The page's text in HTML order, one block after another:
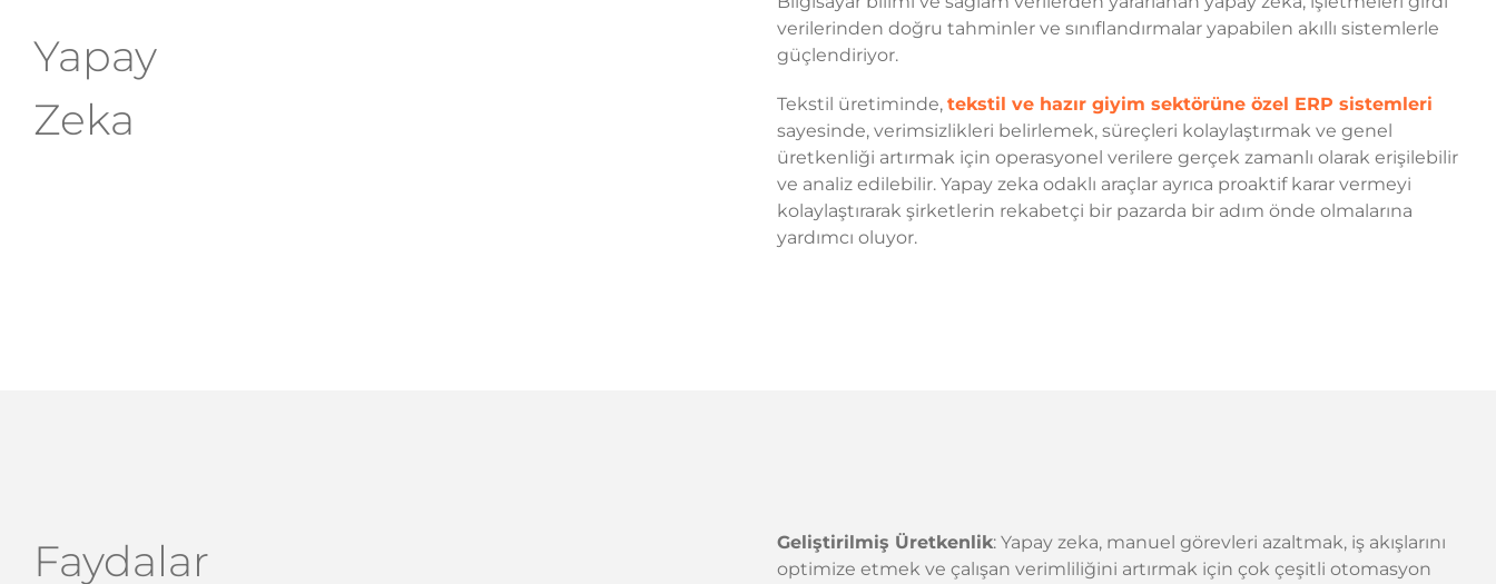
Yapay
Zeka
verilerinden doğru tahminler ve sınıflandırmalar yapabilen akıllı sistemlerle
güçlendiriyor.
Tekstil üretiminde, tekstil ve hazır giyim sektörüne özel ERP sistemleri
sayesinde, verimsizlikleri belirlemek, süreçleri kolaylaştırmak ve genel
üretkenliği artırmak için operasyonel verilere gerçek zamanlı olarak erişilebilir
ve analiz edilebilir. Yapay zeka odaklı araçlar ayrıca proaktif karar vermeyi
kolaylaştırarak şirketlerin rekabetçi bir pazarda bir adım önde olmalarına
yardımcı oluyor.
Faydalar Geliştirilmiş Üretkenlik: Yapay zeka, manuel görevleri azaltmak, iş akışlarını
optimize etmek ve çalışan verimliliğini artırmak için çok çeşitli otomasyon